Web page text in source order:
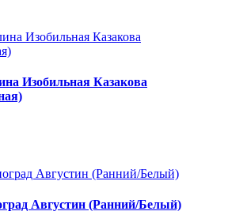
Изобильная Казакова
Августин (Ранний/Белый)